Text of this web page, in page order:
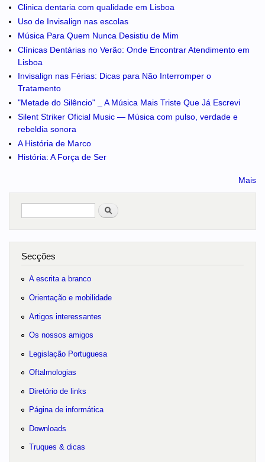
Clinica dentaria com qualidade em Lisboa
Uso de Invisalign nas escolas
Música Para Quem Nunca Desistiu de Mim
Clínicas Dentárias no Verão: Onde Encontrar Atendimento em
Lisboa
Invisalign nas Férias: Dicas para Não Interromper o
Tratamento
"Metade do Silêncio" _ A Música Mais Triste Que Já Escrevi
Silent Striker Oficial Music — Música com pulso, verdade e
rebeldia sonora
A História de Marco
História: A Força de Ser
Mais
Pesquisar
Secções
A escrita a branco
Orientação e mobilidade
Artigos interessantes
Os nossos amigos
Legislação Portuguesa
Oftalmologias
Diretório de links
Página de informática
Downloads
Truques & dicas